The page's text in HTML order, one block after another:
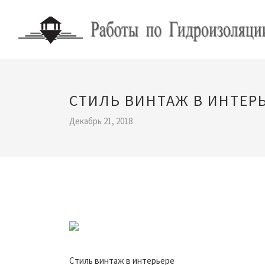
СТИЛЬ ВИНТАЖ В
Декабрь 21, 2018
Стиль винтаж в интерьере